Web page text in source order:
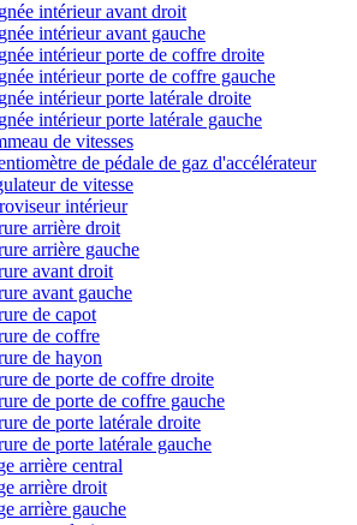
intérieur avant droit
intérieur avant gauche
intérieur porte de coffre droite
intérieur porte de coffre gauche
intérieur porte latérale droite
intérieur porte latérale gauche
de vitesses
de pédale de gaz d'accélérateur
de vitesse
intérieur
arrière droit
arrière gauche
avant droit
avant gauche
de capot
de coffre
de hayon
de porte de coffre droite
de porte de coffre gauche
de porte latérale droite
de porte latérale gauche
arrière central
arrière droit
arrière gauche